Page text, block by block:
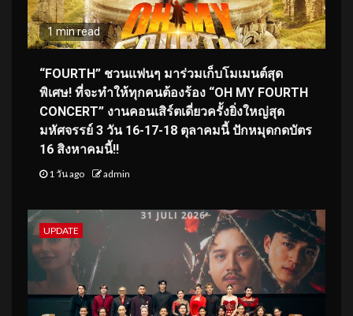
1 min read
“FOURTH” ชวนแฟนๆ มาร่วมเก็บโมเมนต์สุด
พิเศษ! ที่จะทำให้ทุกคนต้องร้อง “OH MY FOURTH
CONCERT” งานคอนเสิร์ตเดี่ยวครั้งยิ่งใหญ่สุด
มหัศจรรย์ 3 วัน 16-17-18 ตุลาคมนี้ ปักหมุดกดบัตร
16 สิงหาคมนี้!!
1 วัน ago admin
UPDATE